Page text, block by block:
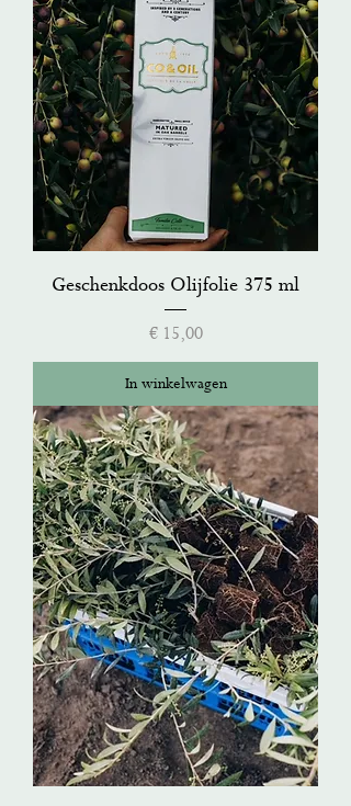
Geschenkdoos Olijfolie 375 ml
Prijs
€ 15,00
In winkelwagen